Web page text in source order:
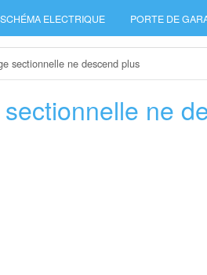
SCHÉMA ELECTRIQUE PORTE DE
sectionnelle ne descend plus
ne